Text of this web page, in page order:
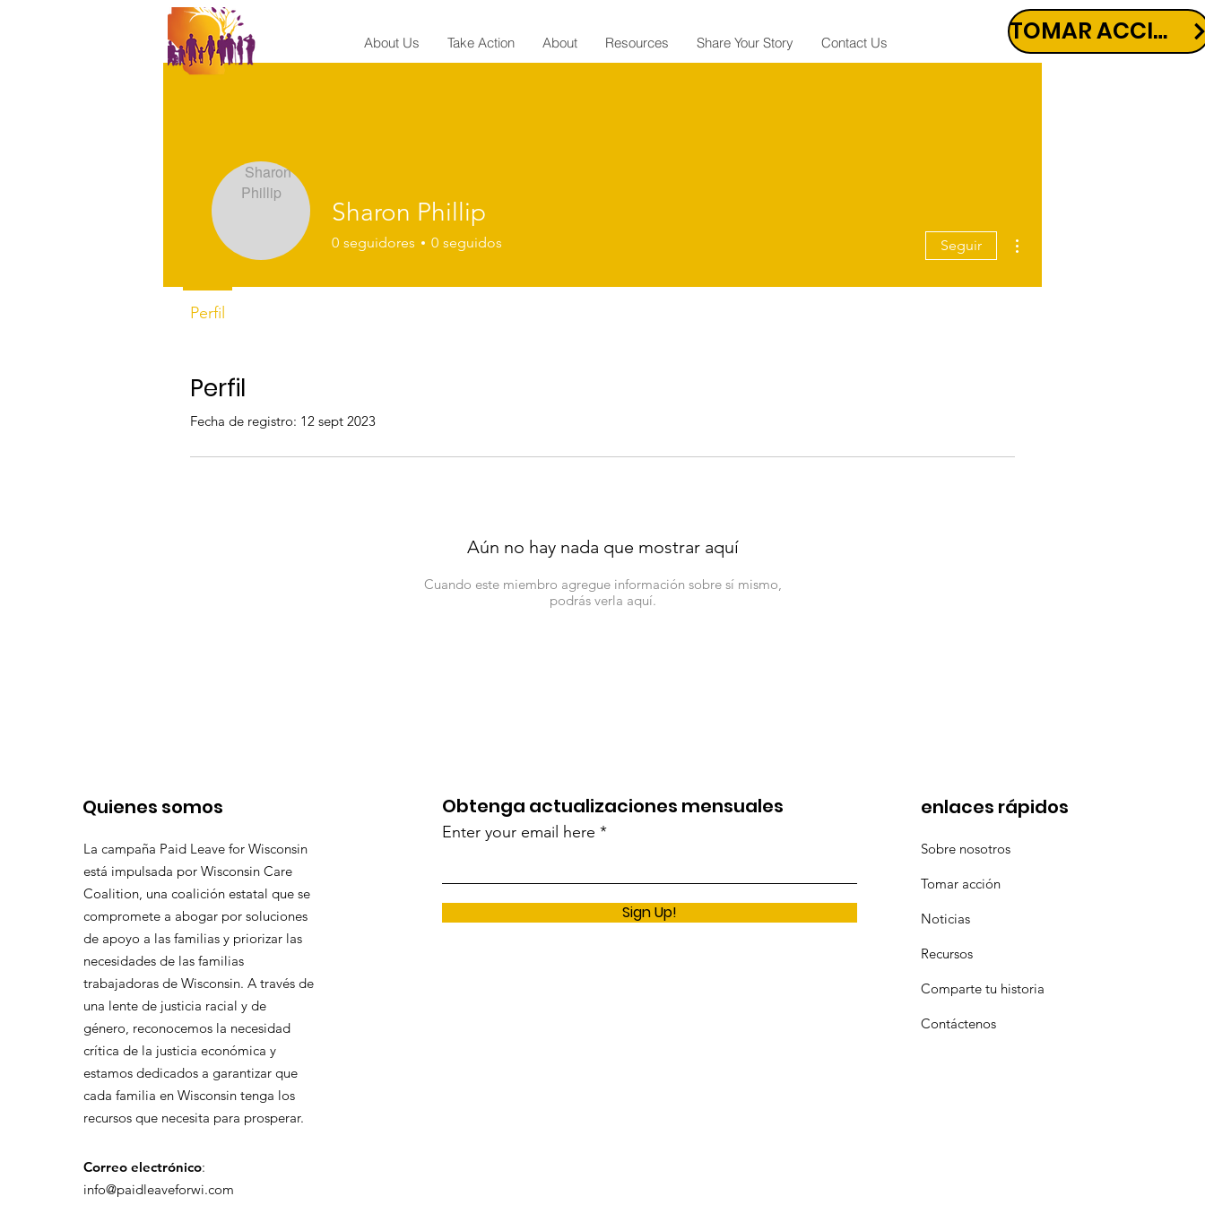
About Us Take Action About Resources Share Your Story Contact Us TOMAR ACCIÓN
Perfil
Fecha de registro: 12 sept 2023
Aún no hay nada que mostrar aquí
Cuando este miembro agregue información sobre sí mismo,
podrás verla aquí.
Sharon Phillip
0 seguidores 0 seguidos Seguir
Perfil
Quienes somos
La campaña Paid Leave for Wisconsin
está impulsada por Wisconsin Care
Coalition, una coalición estatal que se
compromete a abogar por soluciones
de apoyo a las familias y priorizar las
necesidades de las familias
trabajadoras de Wisconsin. A través de
una lente de justicia racial y de
género, reconocemos la necesidad
crítica de la justicia económica y
estamos dedicados a garantizar que
cada familia en Wisconsin tenga los
recursos que necesita para prosperar.
Correo electrónico:
info@paidleaveforwi.com
Obtenga actualizaciones mensuales
Enter your email here
Sign Up!
enlaces rápidos
Sobre nosotros
Tomar acción
Noticias
Recursos
Comparte tu historia
Contáctenos